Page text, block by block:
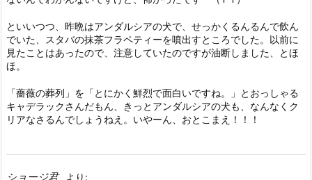
といいつつ、昨晩はアンダルシアの犬で、せっかくるんるんで飲ん
でいた、スタバの抹茶フラペティーを噴出すところでした。以前に
見たことはあったので、注意していたのですが油断しました、とほ
ほ。
「薔薇の葬列」を「とにかく鮮烈で面白いですね。」とおっしゃる
キャデラックさんだもん、きっとアンダルシアの犬も、なんなくク
リアなさるんでしょうねえ。いやーん、おとこまえ！！！
ショージ君
より: